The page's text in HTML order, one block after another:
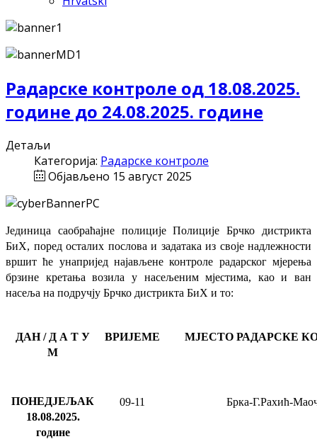
Радарске контроле од 18.08.2025.
године до 24.08.2025. године
Детаљи
Категорија: Радарске контроле
Објављено 15 август 2025
Јединица саобраћајне полиције Полиције Брчко дистрикта
БиХ, поред осталих послова и задатака из своје надлежности
вршит ће унапријед најављене контроле радарског мјерења
брзине кретања возила у насељеним мјестима, као и ван
насеља на подручју Брчко дистрикта БиХ и то:
ДАН / Д А Т У
М
ВРИЈЕМЕ МЈЕСТО РАДАРСКЕ
ПОНЕДЈЕЉАК
18.08.2025.
године
09-11 Брка-Г.Рахић-